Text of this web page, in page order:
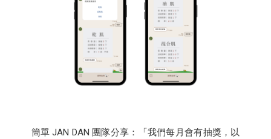
簡單 JAN DAN 團隊分享：「我們每月會有抽獎，以